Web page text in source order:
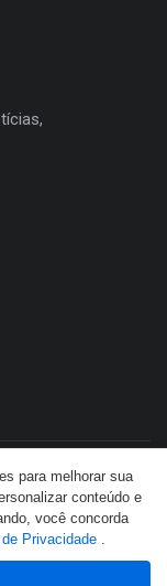
para melhorar sua
conteúdo e
você concorda
Privacidade .
reservados.